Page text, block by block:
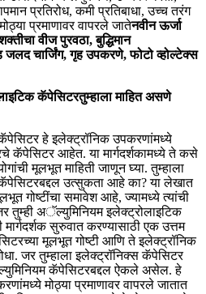
प्रतिरोध, कमी प्रतिबाधा, उच्च तरंग
प्रमाणावर वापरले जातेनवीन ऊर्जा
वीज पुरवठा, बुद्धिमान
जलद चार्जिंग, गृह उपकरणे, फोटो व्होल्टेक्स
कॅपेसिटरतुम्हाला माहित असणे
हे इलेक्ट्रॉनिक उपकरणांमध्ये
कॅपेसिटर आहेत. या मार्गदर्शकामध्ये ते कसे
मूलभूत माहिती जाणून घ्या. तुम्हाला
उत्सुकता आहे का? या लेखात
गोष्टींचा समावेश आहे, ज्यामध्ये त्यांची
तुम्ही अॅल्युमिनियम इलेक्ट्रोलाइटिक
सुरुवात करण्यासाठी एक उत्तम
मूलभूत गोष्टी आणि ते इलेक्ट्रॉनिक
जर तुम्हाला इलेक्ट्रॉनिक्स कॅपेसिटर
कॅपेसिटरबद्दल ऐकले असेल. हे
मोठ्या प्रमाणावर वापरले जातात